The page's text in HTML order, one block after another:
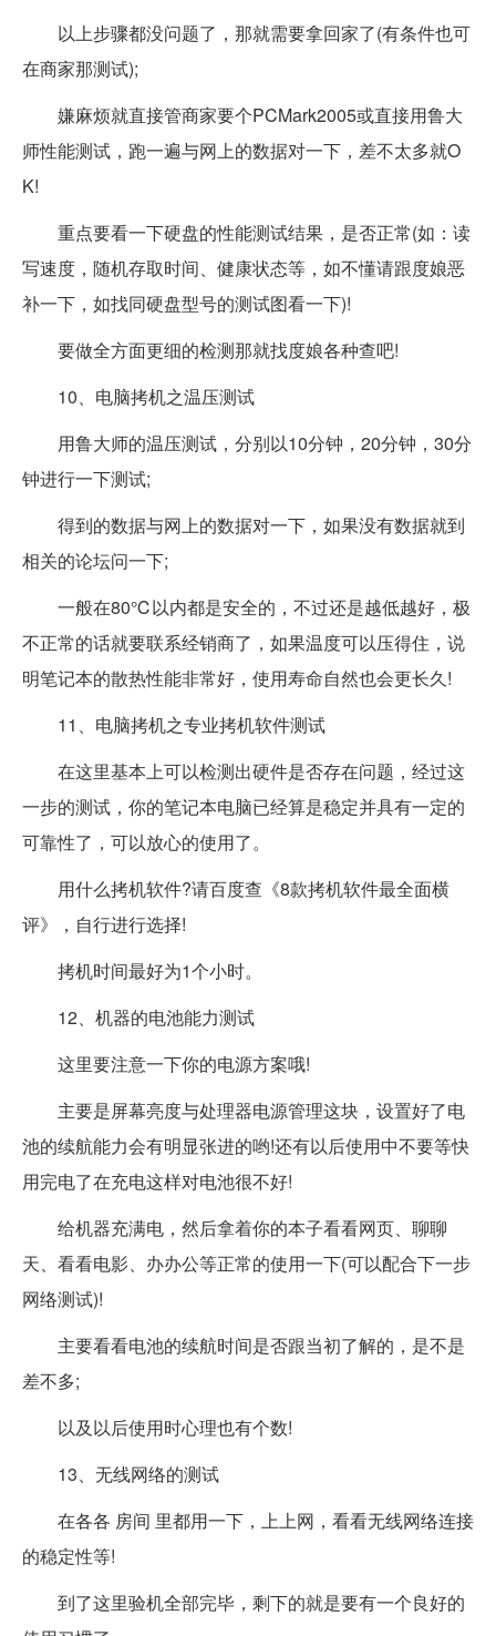
以上步骤都没问题了，那就需要拿回家了(有条件也可
在商家那测试);
嫌麻烦就直接管商家要个PCMark2005或直接用鲁大
师性能测试，跑一遍与网上的数据对一下，差不太多就O
K!
重点要看一下硬盘的性能测试结果，是否正常(如：读
写速度，随机存取时间、健康状态等，如不懂请跟度娘恶
补一下，如找同硬盘型号的测试图看一下)!
要做全方面更细的检测那就找度娘各种查吧!
10、电脑拷机之温压测试
用鲁大师的温压测试，分别以10分钟，20分钟，30分
钟进行一下测试;
得到的数据与网上的数据对一下，如果没有数据就到
相关的论坛问一下;
一般在80℃以内都是安全的，不过还是越低越好，极
不正常的话就要联系经销商了，如果温度可以压得住，说
明笔记本的散热性能非常好，使用寿命自然也会更长久!
11、电脑拷机之专业拷机软件测试
在这里基本上可以检测出硬件是否存在问题，经过这
一步的测试，你的笔记本电脑已经算是稳定并具有一定的
可靠性了，可以放心的使用了。
用什么拷机软件?请百度查《8款拷机软件最全面横
评》，自行进行选择!
拷机时间最好为1个小时。
12、机器的电池能力测试
这里要注意一下你的电源方案哦!
主要是屏幕亮度与处理器电源管理这块，设置好了电
池的续航能力会有明显张进的哟!还有以后使用中不要等快
用完电了在充电这样对电池很不好!
给机器充满电，然后拿着你的本子看看网页、聊聊
天、看看电影、办办公等正常的使用一下(可以配合下一步
网络测试)!
主要看看电池的续航时间是否跟当初了解的，是不是
差不多;
以及以后使用时心理也有个数!
13、无线网络的测试
在各各 房间 里都用一下，上上网，看看无线网络连接
的稳定性等!
到了这里验机全部完毕，剩下的就是要有一个良好的